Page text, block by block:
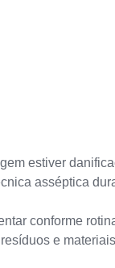
estiver
asséptica
conforme
e